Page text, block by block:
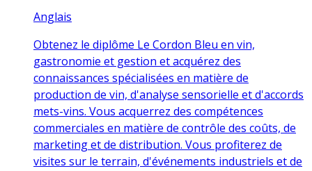
Anglais
Obtenez le diplôme Le Cordon Bleu en vin,
gastronomie et gestion et acquérez des
connaissances spécialisées en matière de
production de vin, d'analyse sensorielle et d'accords
mets-vins. Vous acquerrez des compétences
commerciales en matière de contrôle des coûts, de
marketing et de distribution. Vous profiterez de
visites sur le terrain, d'événements industriels et de